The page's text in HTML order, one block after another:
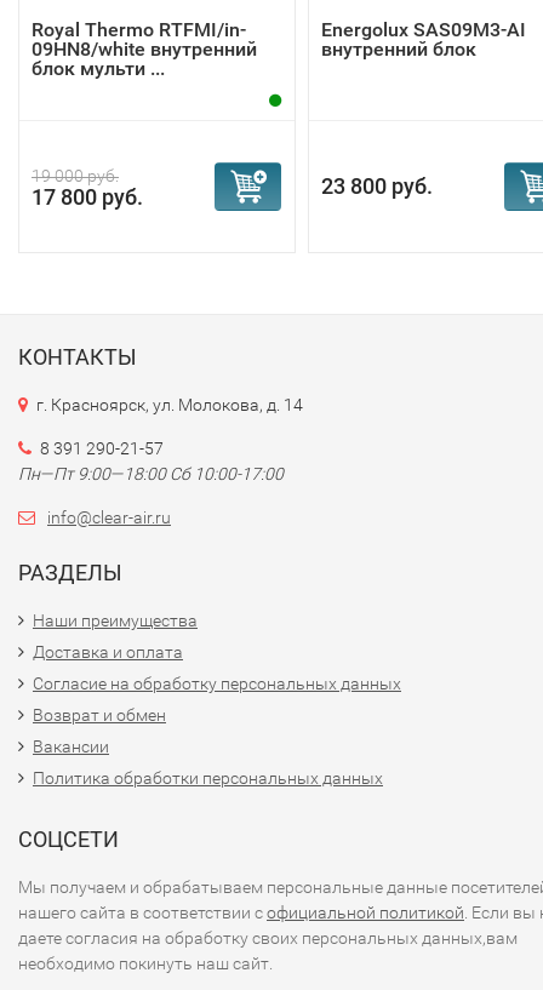
Royal Thermo RTFMI/in-
09HN8/white внутренний
блок мульти ...
19 000 руб.
17 800 руб.
Energolux SAS09M3-AI
внутренний блок
23 800 руб.
КОНТАКТЫ
г. Красноярск, ул. Молокова, д. 14
8 391 290-21-57
Пн—Пт 9:00—18:00 Сб 10:00-17:00
info@clear-air.ru
РАЗДЕЛЫ
Наши преимущества
Доставка и оплата
Согласие на обработку персональных данных
Возврат и обмен
Вакансии
Политика обработки персональных данных
СОЦСЕТИ
Мы получаем и обрабатываем персональные данные
нашего сайта в соответствии софициальной политикой . Если вы
даете согласия на обработку своих персональных данных,вам
необходимо покинуть наш сайт.